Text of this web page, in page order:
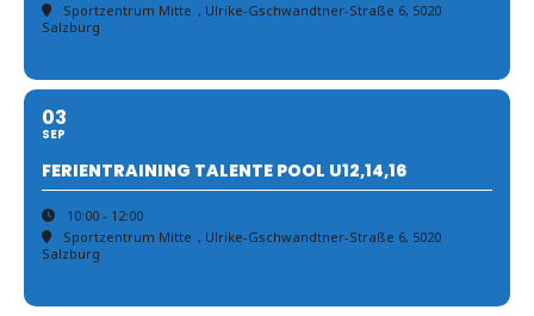
Sportzentrum Mitte , Ulrike-Gschwandtner-Straße 6, 5020
Salzburg
03
SEP
FERIENTRAINING TALENTE POOL U12,14,16
10:00 - 12:00
Sportzentrum Mitte , Ulrike-Gschwandtner-Straße 6, 5020
Salzburg